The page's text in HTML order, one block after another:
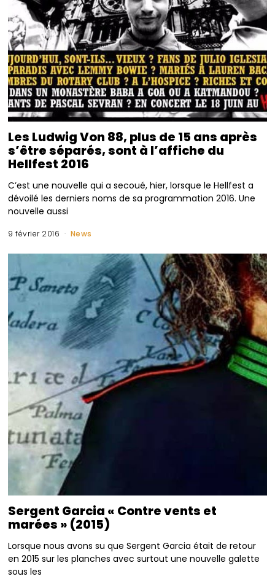
Les Ludwig Von 88, plus de 15 ans après
s’être séparés, sont à l’affiche du
Hellfest 2016
C’est une nouvelle qui a secoué, hier, lorsque le Hellfest a
dévoilé les derniers noms de sa programmation 2016. Une
nouvelle aussi
9 février 2016 News
Sergent Garcia « Contre vents et
marées » (2015)
Lorsque nous avons su que Sergent Garcia était de retour
en 2015 sur les planches avec surtout une nouvelle galette
sous les